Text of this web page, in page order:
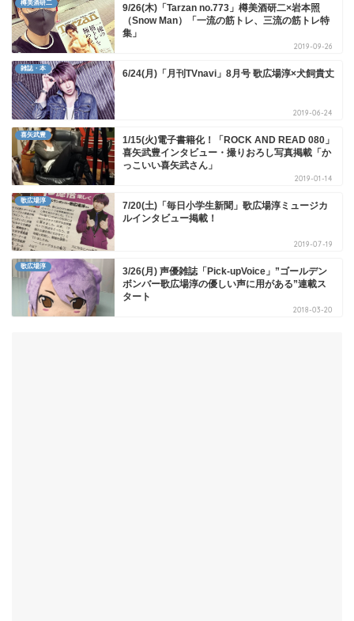
樽美酒研二
9/26(木)「Tarzan no.773」樽美酒研二×岩本照
（Snow Man）「一流の筋トレ、三流の筋トレ特
集」
2019-09-26
雑誌・本 6/24(月)「月刊TVnavi」8月号 歌広場淳×犬飼貴丈
2019-06-24
喜矢武豊
1/15(火)電子書籍化！「ROCK AND READ 080」
喜矢武豊インタビュー・撮りおろし写真掲載「か
っこいい喜矢武さん」
2019-01-14
歌広場淳
7/20(土)「毎日小学生新聞」歌広場淳ミュージカ
ルインタビュー掲載！
2019-07-19
歌広場淳
3/26(月) 声優雑誌「Pick-upVoice」”ゴールデン
ボンバー歌広場淳の優しい声に用がある”連載ス
タート
2018-03-20